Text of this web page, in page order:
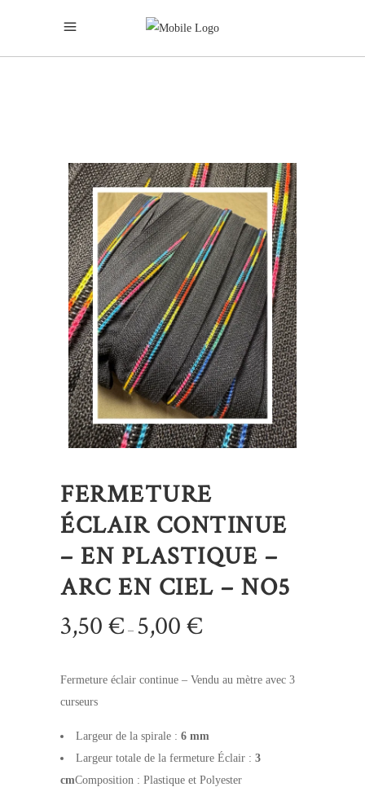
FERMETURE
ÉCLAIR CONTINUE
– EN PLASTIQUE –
ARC EN CIEL – NO5
3,50€ – 5,00€
Fermeture éclair continue – Vendu au mètre avec 3
curseurs
Largeur de la spirale : 6 mm
Largeur totale de la fermeture Éclair : 3
cmComposition : Plastique et Polyester